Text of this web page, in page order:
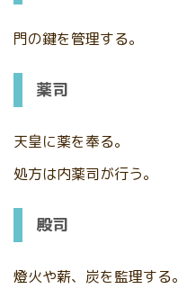
門の鍵を管理する。
薬司
天皇に薬を奉る。
処方は内薬司が行う。
殿司
燈火や薪、炭を監理する。